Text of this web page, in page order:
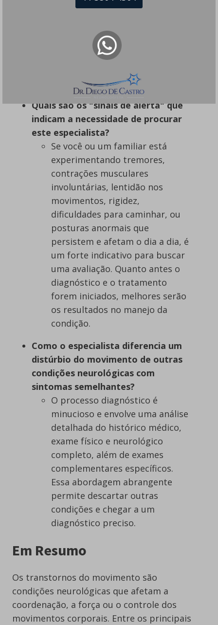
retardar a progressão da doença
e gerenciar os sintomas de
forma eficaz, permitindo que
possível.
Quais são os "sinais de alerta" que
indicam a necessidade de procurar
este especialista?
Se você ou um familiar está
experimentando tremores,
contrações musculares
involuntárias, lentidão nos
movimentos, rigidez,
dificuldades para caminhar, ou
posturas anormais que
persistem e afetam o dia a dia, é
um forte indicativo para buscar
uma avaliação. Quanto antes o
diagnóstico e o tratamento
forem iniciados, melhores serão
os resultados no manejo da
condição.
Como o especialista diferencia um
distúrbio do movimento de outras
condições neurológicas com
sintomas semelhantes?
O processo diagnóstico é
minucioso e envolve uma análise
detalhada do histórico médico,
exame físico e neurológico
completo, além de exames
complementares específicos.
Essa abordagem abrangente
permite descartar outras
condições e chegar a um
diagnóstico preciso.
Em Resumo
Os transtornos do movimento são
condições neurológicas que afetam a
coordenação, a força ou o controle dos
movimentos corporais. Entre os principais